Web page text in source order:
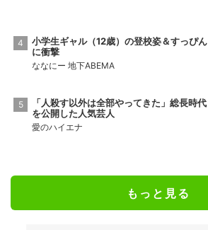
小学生ギャル（12歳）の登校姿＆すっぴん
に衝撃
ななにー 地下ABEMA
「人殺す以外は全部やってきた」総長時代
を公開した人気芸人
愛のハイエナ
もっと見る